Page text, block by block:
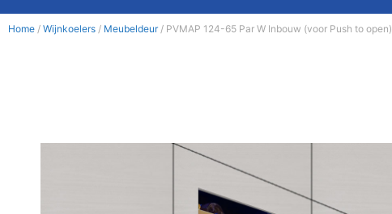
Home / Wijnkoelers / Meubeldeur/ PVMAP 124-65 Par W Inbouw (voor Push to open)